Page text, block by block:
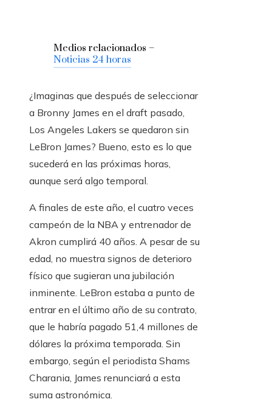
Medios relacionados –
Noticias 24 horas
¿Imaginas que después de seleccionar
a Bronny James en el draft pasado,
Los Angeles Lakers se quedaron sin
LeBron James? Bueno, esto es lo que
sucederá en las próximas horas,
aunque será algo temporal.
A finales de este año, el cuatro veces
campeón de la NBA y entrenador de
Akron cumplirá 40 años. A pesar de su
edad, no muestra signos de deterioro
físico que sugieran una jubilación
inminente. LeBron estaba a punto de
entrar en el último año de su contrato,
que le habría pagado 51,4 millones de
dólares la próxima temporada. Sin
embargo, según el periodista Shams
Charania, James renunciará a esta
suma astronómica.